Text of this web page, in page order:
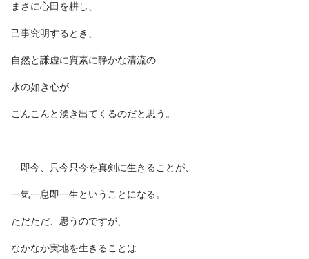
まさに心田を耕し、
己事究明するとき、
自然と謙虚に質素に静かな清流の
水の如き心が
こんこんと湧き出てくるのだと思う。
即今、只今只今を真剣に生きることが、
一気一息即一生ということになる。
ただただ、思うのですが、
なかなか実地を生きることは